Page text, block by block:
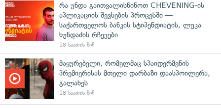
რა უნდა გაითვალისწინოთ CHEVENING-ის
აპლიკაციის შევსების პროცესში —
საქართველოს ბანკის სტიპენდიატის, ლუკა
ხუნდაძის რჩევები
18 საათის წინ
მაყურებელი, რომელმაც სპაიდერმენის
პრემიერისას მთელი დარბაზი დაასპოილერა,
გალახეს
18 საათის წინ